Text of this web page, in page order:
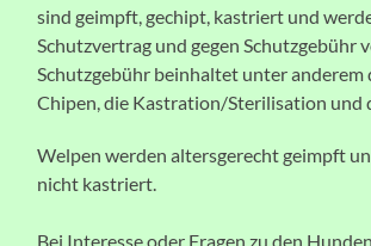
sind geimpft, gechipt, kastriert und
Schutzvertrag und gegen Schutzgebühr
Schutzgebühr beinhaltet unter anderem
Chipen, die Kastration/Sterilisation und
Welpen werden altersgerecht geimpft
nicht kastriert.
Bei Interesse oder Fragen zu den